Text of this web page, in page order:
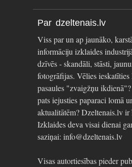
Par dzeltenais.lv
Viss par un ap jaunāko,
informāciju izklaides
dzīvēs - skandāli, stāsti,
fotogrāfijas. Vēlies
pasaules "zvaigžņu
pats iejusties paparaci lomā
aktualitātēm? Dzeltenais.lv ir
Izklaides deva visai dienai
saziņai: info@dzeltenais.lv
Visas autortiesības pieder